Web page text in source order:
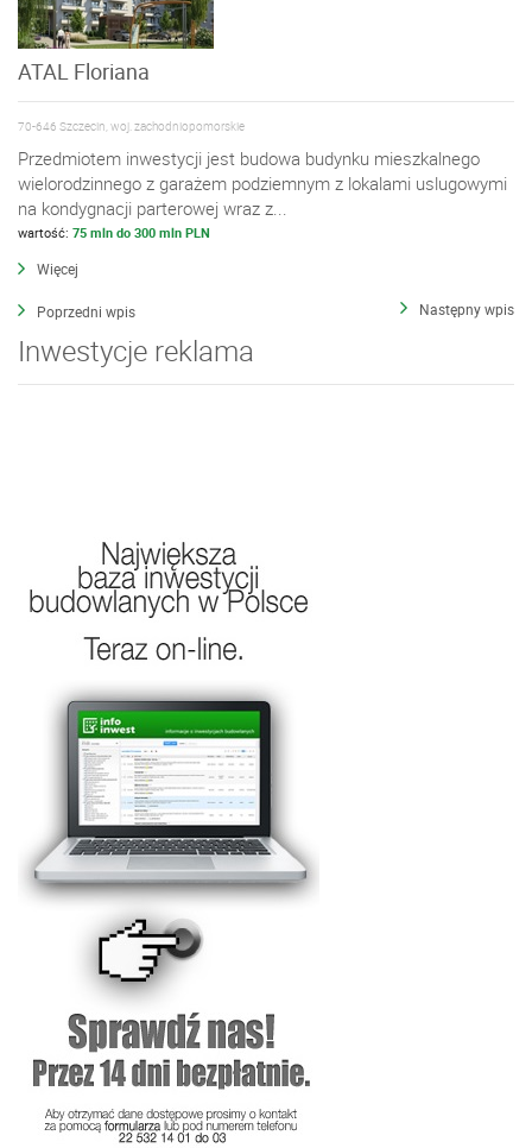
ATAL Floriana
70-646 Szczecin, woj. zachodniopomorskie
Przedmiotem inwestycji jest budowa budynku mieszkalnego
wielorodzinnego z garażem podziemnym z lokalami uslugowymi
na kondygnacji parterowej wraz z...
wartość: 75 mln do 300 mln PLN
Więcej
Poprzedni wpis Następny wpis
Inwestycje reklama